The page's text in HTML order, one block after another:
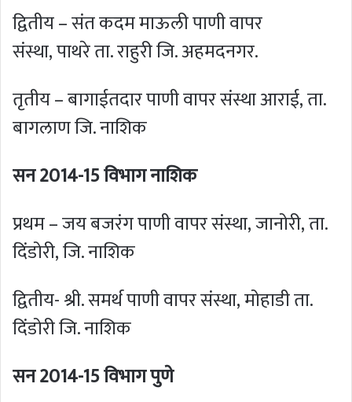
द्वितीय – संत कदम माऊली पाणी वापर
संस्था, पाथरे ता. राहुरी जि. अहमदनगर.
तृतीय – बागाईतदार पाणी वापर संस्था आराई, ता.
बागलाण जि. नाशिक
सन 2014-15 विभाग नाशिक
प्रथम – जय बजरंग पाणी वापर संस्था, जानोरी, ता.
दिंडोरी, जि. नाशिक
द्वितीय- श्री. समर्थ पाणी वापर संस्था, मोहाडी ता.
दिंडोरी जि. नाशिक
सन 2014-15 विभाग पुणे